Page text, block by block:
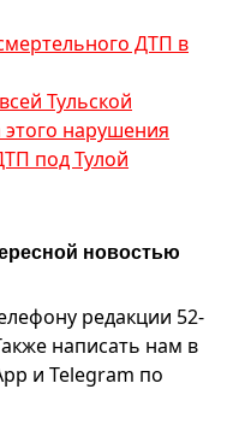
ДТП в
Тульской
этого нарушения
под Тулой
новостью
редакции 52-
написать нам в
и Telegram по